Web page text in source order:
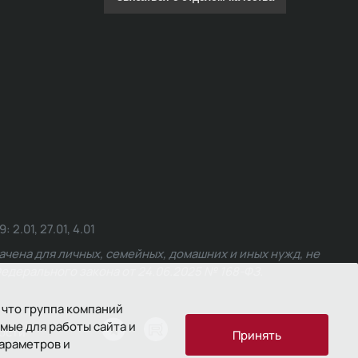
группа компаний
для работы сайта и
и
Принять
27.01, 4.01
для личных, семейных, домашних и иных нужд, не